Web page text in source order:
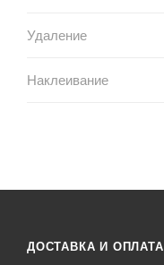
Удаление
Наклеивание
ДОСТАВКА И ОПЛАТА